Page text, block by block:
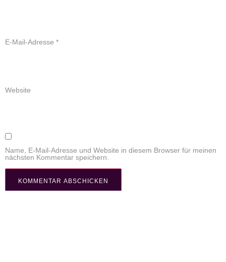
E-Mail-Adresse *
Website
Name, E-Mail-Adresse und Website in diesem Browser für meinen
nächsten Kommentar speichern.